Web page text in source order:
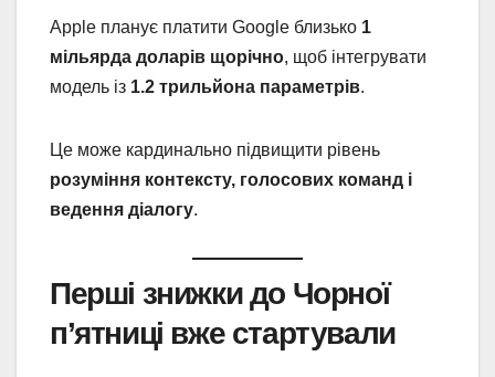
Apple планує платити Google близько 1
мільярда доларів щорічно, щоб інтегрувати
модель із 1.2 трильйона параметрів.
Це може кардинально підвищити рівень
розуміння контексту, голосових команд і
ведення діалогу.
Перші знижки до Чорної
п’ятниці вже стартували